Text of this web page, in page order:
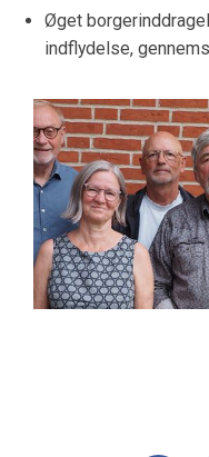
Øget
indflydelse,